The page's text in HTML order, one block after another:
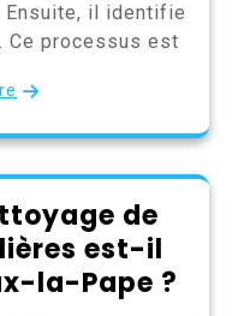
Ensuite, il identifie
Ce processus est
de
est-il
la-Pape ?